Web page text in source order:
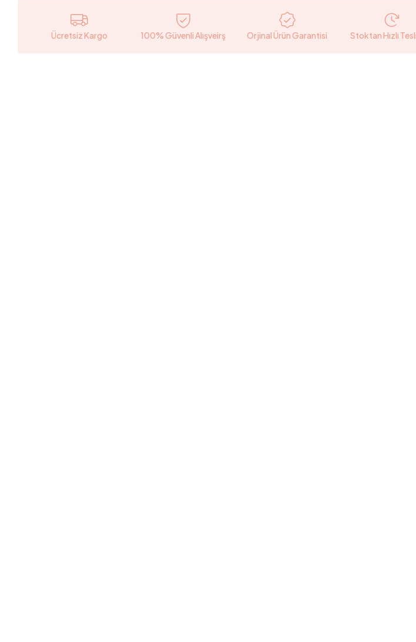
Ücretsiz Kargo 100% Güvenli Alışveirş Orjinal Ürün Garantisi Stoktan Hızlı